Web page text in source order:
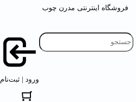
فروشگاه اینترنتی مدرن چوب
ورود | ثبت‌نام